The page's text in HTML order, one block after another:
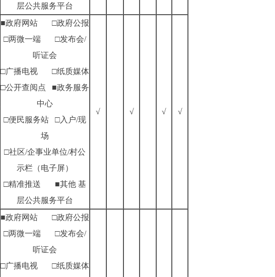
层公共服务平台
■政府网站
□政府公报
□两微一端
□发布会/
听证会
□广播电视
□纸质媒体
□公开查阅点
■政务服务
中心
□便民服务站
□入户/现
场
□社区/企事业单位/村公
示栏（电子屏）
□精准推送
■其他 基
层公共服务平台
√ √ √ √
■政府网站
□政府公报
□两微一端
□发布会/
听证会
□广播电视
□纸质媒体